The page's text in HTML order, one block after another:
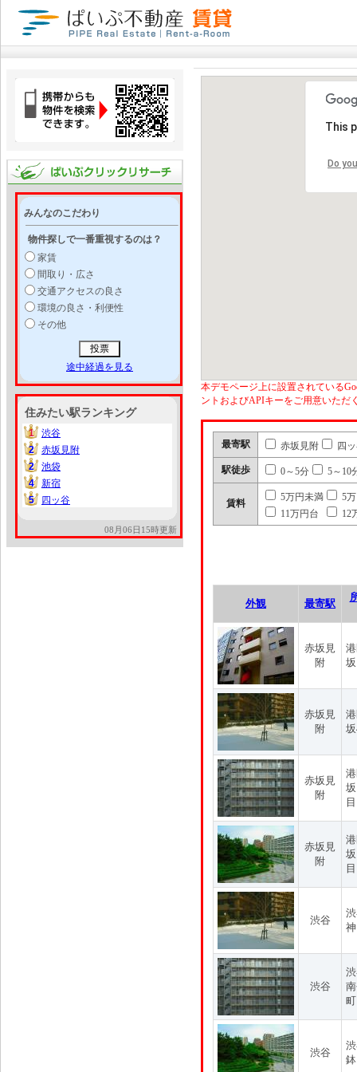
みんなのこだわり
物件探しで一番重視するのは？
家賃
間取り・広さ
交通アクセスの良さ
環境の良さ・利便性
その他
途中経過を見る
住みたい駅ランキング
1
1
渋谷
2
2
赤坂見附
2
2
池袋
4
4
新宿
5
5 四ッ谷
08月06日15時更新
This
Do
本デモページ上に設置されている
ントおよびAPIキーをご用意いただ
最寄駅 赤坂見附 四
駅徒歩 0～5分 5～10
賃料
5万円未満
5
11万円台
12
外観 最寄駅
赤坂見
附
赤坂見
附
赤坂見
附
目
赤坂見
附
目
渋谷
渋谷
渋谷